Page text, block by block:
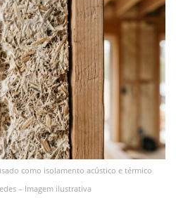
como isolamento acústico e térmico
– Imagem ilustrativa